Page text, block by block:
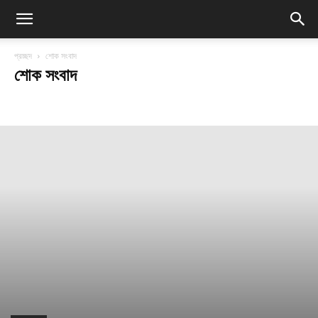
প্রচ্ছদ শোক সংবাদ
শোক সংবাদ